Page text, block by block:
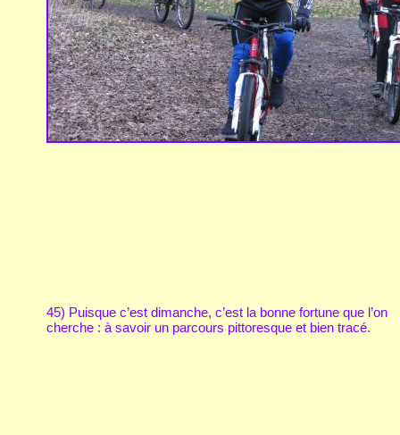
45) Puisque c’est dimanche, c’est la bonne fortune que l’on
cherche : à savoir un parcours pittoresque et bien tracé.